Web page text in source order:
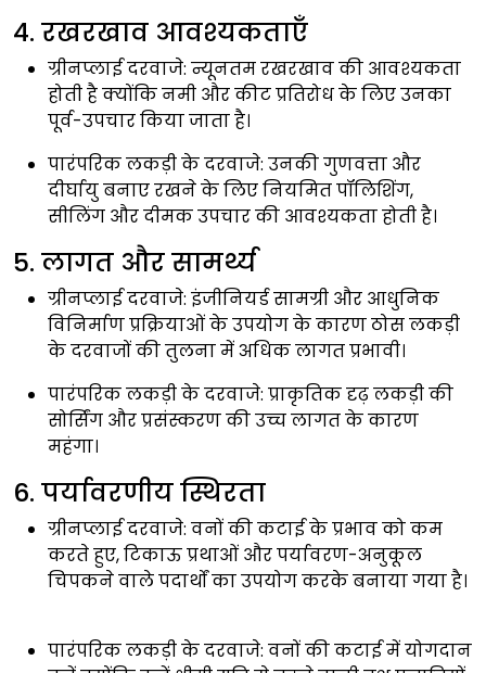
4. रखरखाव आवश्यकताएँ
ग्रीनप्लाई दरवाजे: न्यूनतम रखरखाव की आवश्यकता
होती है क्योंकि नमी और कीट प्रतिरोध के लिए उनका
पूर्व-उपचार किया जाता है।
पारंपरिक लकड़ी के दरवाजे: उनकी गुणवत्ता और
दीर्घायु बनाए रखने के लिए नियमित पॉलिशिंग,
सीलिंग और दीमक उपचार की आवश्यकता होती है।
5. लागत और सामर्थ्य
ग्रीनप्लाई दरवाजे: इंजीनियर्ड सामग्री और आधुनिक
विनिर्माण प्रक्रियाओं के उपयोग के कारण ठोस लकड़ी
के दरवाजों की तुलना में अधिक लागत प्रभावी।
पारंपरिक लकड़ी के दरवाजे: प्राकृतिक दृढ़ लकड़ी की
सोर्सिंग और प्रसंस्करण की उच्च लागत के कारण
महंगा।
6. पर्यावरणीय स्थिरता
ग्रीनप्लाई दरवाजे: वनों की कटाई के प्रभाव को कम
करते हुए, टिकाऊ प्रथाओं और पर्यावरण-अनुकूल
चिपकने वाले पदार्थों का उपयोग करके बनाया गया है।
पारंपरिक लकड़ी के दरवाजे: वनों की कटाई में योगदान